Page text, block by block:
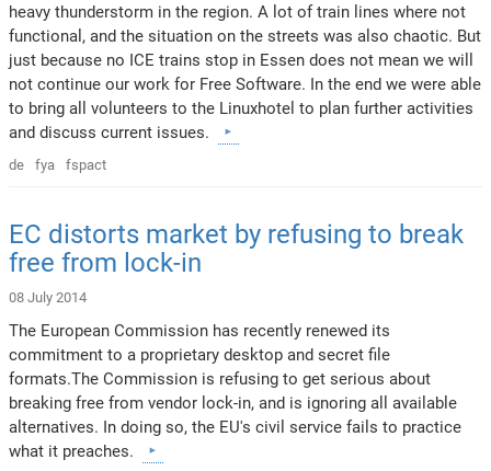
heavy thunderstorm in the region. A lot of train lines where not
functional, and the situation on the streets was also chaotic. But
just because no ICE trains stop in Essen does not mean we will
not continue our work for Free Software. In the end we were able
to bring all volunteers to the Linuxhotel to plan further activities
and discuss current issues.
de fya fspact
EC distorts market by refusing to break
free from lock-in
08 July 2014
The European Commission has recently renewed its
commitment to a proprietary desktop and secret file
formats.The Commission is refusing to get serious about
breaking free from vendor lock-in, and is ignoring all available
alternatives. In doing so, the EU's civil service fails to practice
what it preaches.